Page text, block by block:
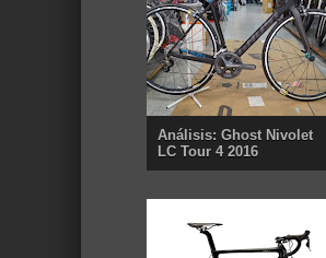
Análisis: Ghost Nivolet
LC Tour 4 2016